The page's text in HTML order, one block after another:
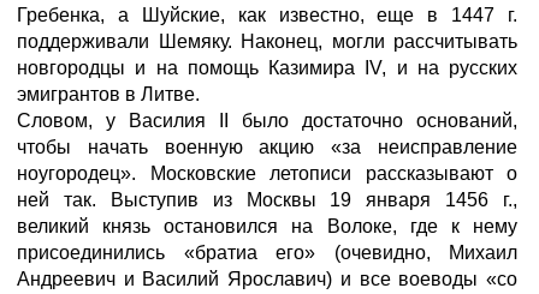
Гребенка, а Шуйские, как известно, еще в 1447 г.
поддерживали Шемяку. Наконец, могли рассчитывать
новгородцы и на помощь Казимира IV, и на русских
эмигрантов в Литве.
Словом, у Василия II было достаточно оснований,
чтобы начать военную акцию «за неисправление
ноугородец». Московские летописи рассказывают о
ней так. Выступив из Москвы 19 января 1456 г.,
великий князь остановился на Волоке, где к нему
присоединились «братиа его» (очевидно, Михаил
Андреевич и Василий Ярославич) и все воеводы «со